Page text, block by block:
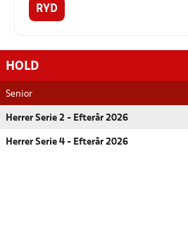
RYD
HOLD
Senior
Herrer Serie 2 - Efterår 2026
Herrer Serie 4 - Efterår 2026